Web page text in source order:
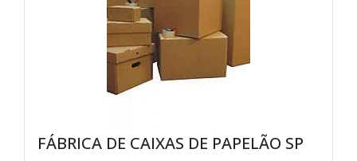
FÁBRICA DE CAIXAS DE PAPELÃO SP